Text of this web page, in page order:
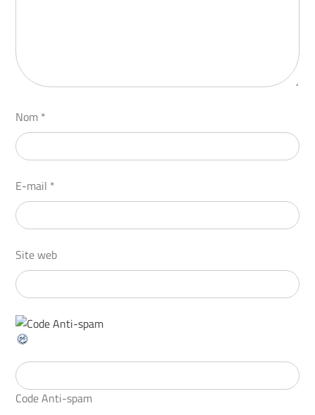
Nom *
E-mail *
Site web
Code Anti-spam